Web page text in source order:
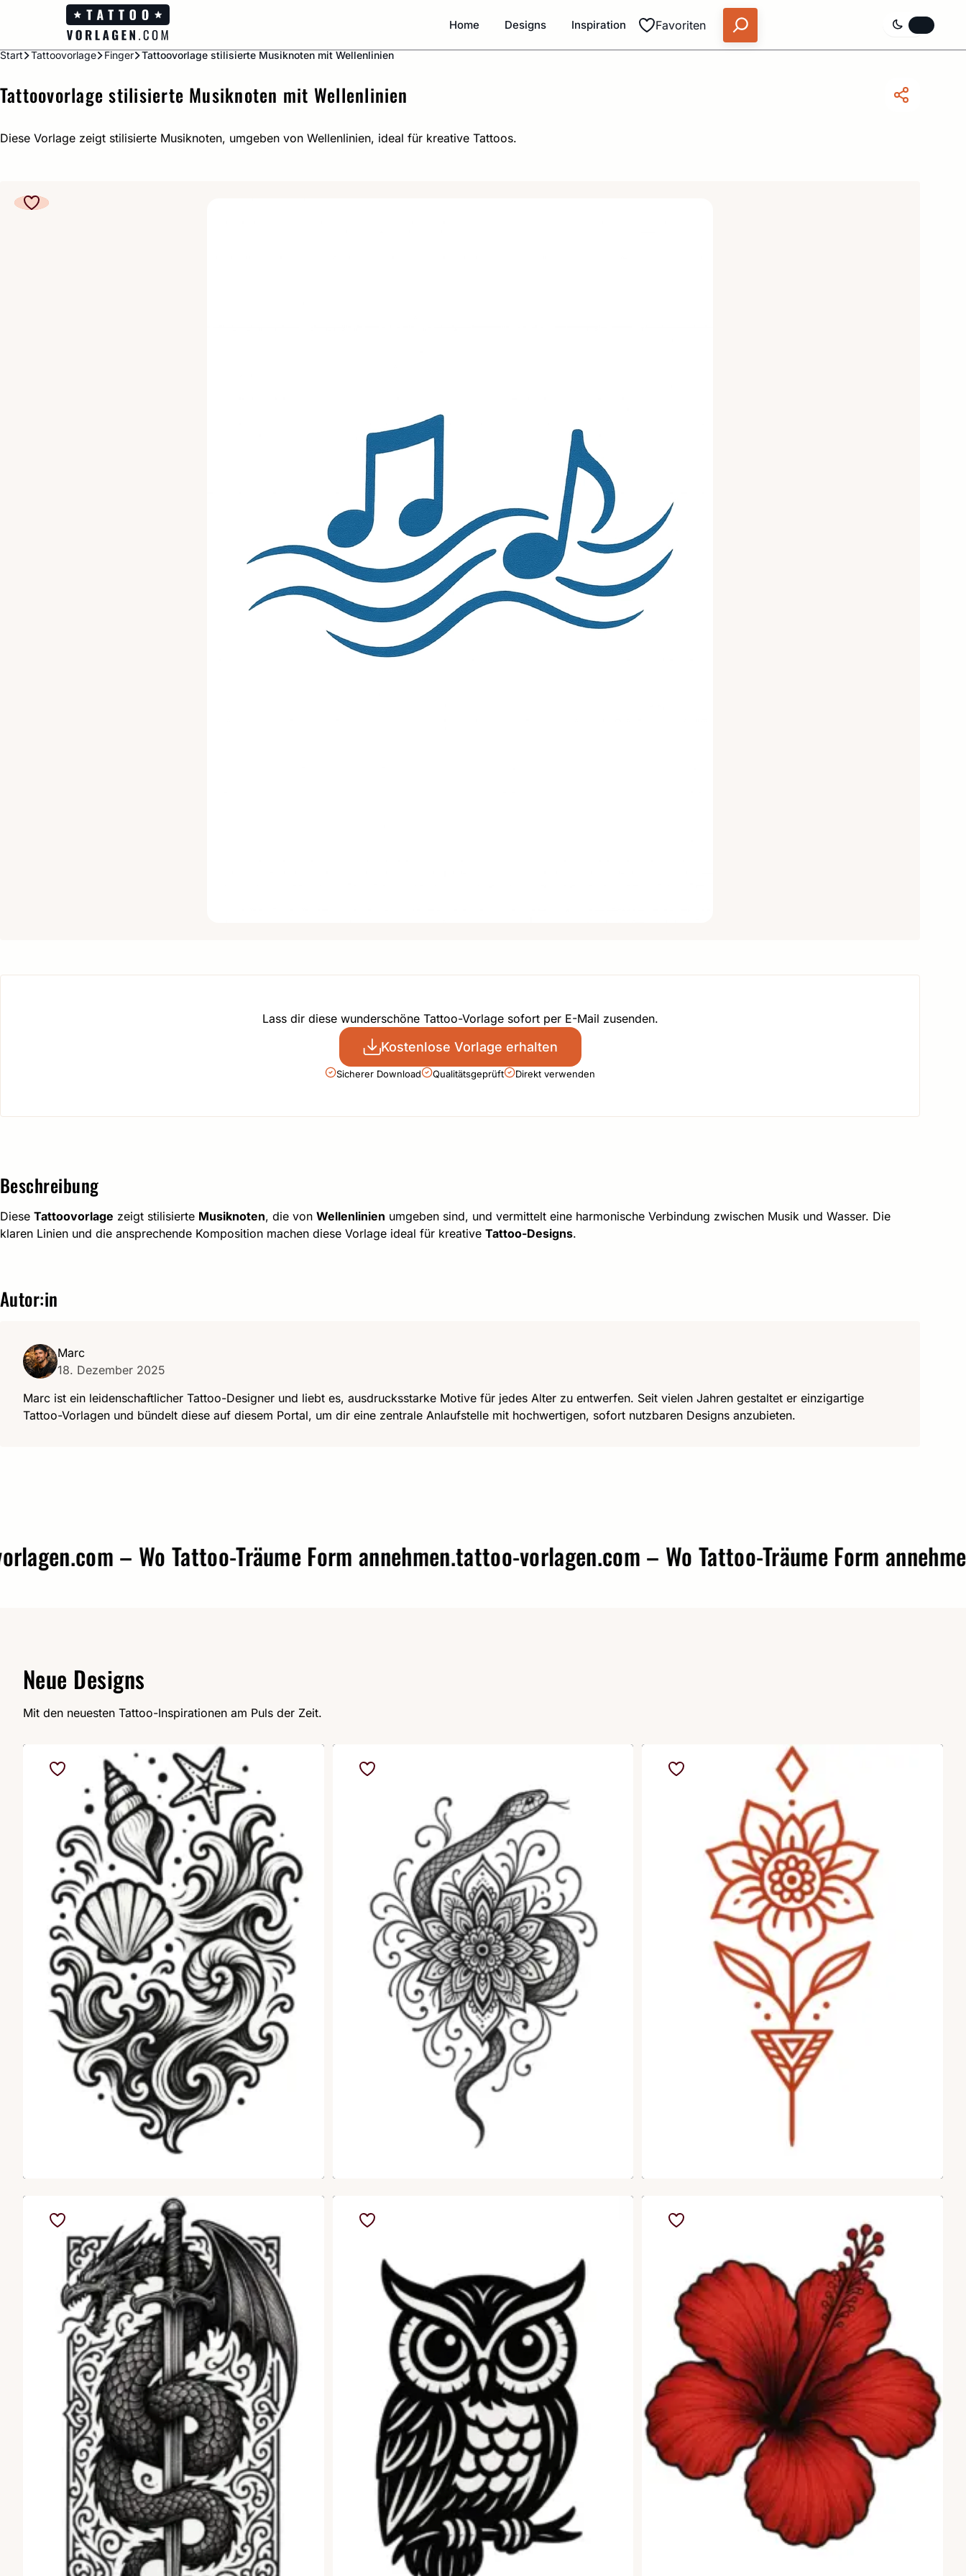
Favoriten
Home Designs Inspiration
Start Tattoovorlage Finger Tattoovorlage stilisierte Musiknoten mit Wellenlinien
Tattoovorlage stilisierte Musiknoten mit Wellenlinien
Diese Vorlage zeigt stilisierte Musiknoten, umgeben von Wellenlinien, ideal für kreative Tattoos.
Lass dir diese wunderschöne Tattoo-Vorlage sofort per E-Mail zusenden.
Kostenlose Vorlage erhalten
Sicherer Download Qualitätsgeprüft Direkt verwenden
Beschreibung
Diese Tattoovorlage zeigt stilisierte Musiknoten, die von Wellenlinien umgeben sind, und vermittelt eine harmonische Verbindung zwischen Musik und Wasser. Die
klaren Linien und die ansprechende Komposition machen diese Vorlage ideal für kreative Tattoo-Designs.
Autor:in
Marc
18. Dezember 2025
Marc ist ein leidenschaftlicher Tattoo-Designer und liebt es, ausdrucksstarke Motive für jedes Alter zu entwerfen. Seit vielen Jahren gestaltet er einzigartige
Tattoo-Vorlagen und bündelt diese auf diesem Portal, um dir eine zentrale Anlaufstelle mit hochwertigen, sofort nutzbaren Designs anzubieten.
– Wo Tattoo-Träume Form annehmen.tattoo-vorlagen.com – Wo Tattoo-Träume Form annehmen.
Neue Designs
Mit den neuesten Tattoo-Inspirationen am Puls der Zeit.